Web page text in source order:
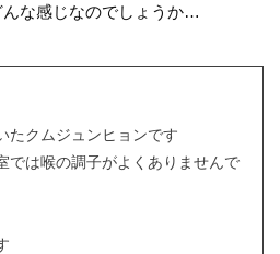
んな感じなのでしょうか…
たクムジュンヒョンです
では喉の調子がよくありませんで